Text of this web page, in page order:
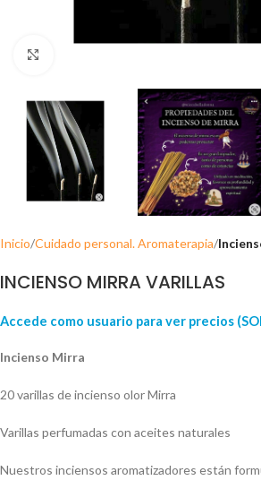
Inicio Cuidado personal. Aromaterapia
INCIENSO MIRRA VARILLAS
Accede como usuario para ver precios
Incienso Mirra
20 varillas de incienso olor Mirra
Varillas perfumadas con aceites naturales
Nuestros inciensos aromatizadores están